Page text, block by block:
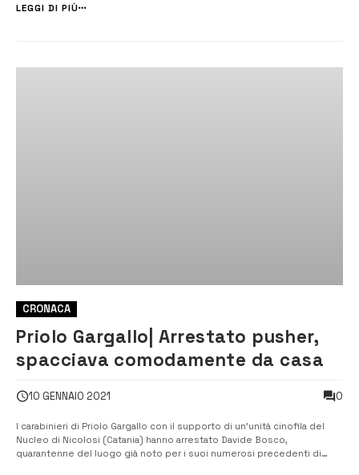
si è registrato un incremento di furti in attività commerciali e
LEGGI DI PIÙ
CRONACA
Priolo Gargallo| Arrestato pusher,
spacciava comodamente da casa
10 GENNAIO 2021 0
I carabinieri di Priolo Gargallo con il supporto di un’unità cinofila del
Nucleo di Nicolosi (Catania) hanno arrestato Davide Bosco,
quarantenne del luogo già noto per i suoi numerosi precedenti di